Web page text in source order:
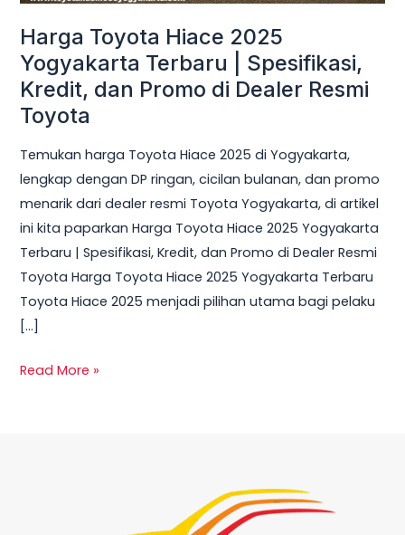
Harga Toyota Hiace 2025
Yogyakarta Terbaru | Spesifikasi,
Kredit, dan Promo di Dealer Resmi
Toyota
Temukan harga Toyota Hiace 2025 di Yogyakarta,
lengkap dengan DP ringan, cicilan bulanan, dan promo
menarik dari dealer resmi Toyota Yogyakarta, di artikel
ini kita paparkan Harga Toyota Hiace 2025 Yogyakarta
Terbaru | Spesifikasi, Kredit, dan Promo di Dealer Resmi
Toyota Harga Toyota Hiace 2025 Yogyakarta Terbaru
Toyota Hiace 2025 menjadi pilihan utama bagi pelaku
[…]
Spesifikasi,
Kredit,
dan
Promo
di
Dealer
Resmi
Toyota
Read More »